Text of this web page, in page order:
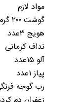
مواد لازم
گوشت ۲۰۰ گرم
هویج ۳عدد
نداف کرمانی
آلو ۱۵عدد
پیاز ۱عدد
رب گوجه فرنگی ۱ قاشق